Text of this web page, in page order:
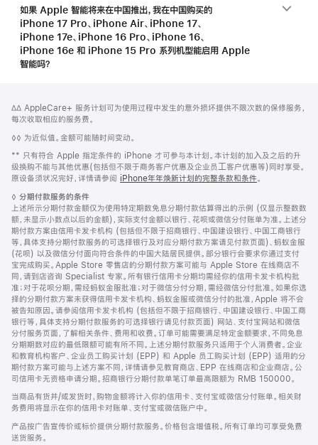
如果 Apple 智能将来在中国推出，我在中国购买的
iPhone 17 Pro、iPhone Air、iPhone 17、
iPhone 17e、iPhone 16 Pro、iPhone 16、
iPhone 16e 和 iPhone 15 Pro 系列机型能启用 Apple
智能吗？
页
页
脚
注
脚
注
∆∆ AppleCare+ 服务计划可为使用过程中发生的意外损坏提供不限次数的保修服务，
每次收取相应的服务费。
脚
◊◊ 为近似值。金额可能随时间变动。
脚
注
** 只有符合 Apple 指定条件的 iPhone 才可参与本计划。本计划的加⼊及之后的升
级换购不能与其他优惠(包括但不限于商务客户优惠及企业员⼯客户优惠等)同时享受。
原设备须状况完好，详情请参阅 iPhone年年焕新计划的完整条款和条件。
脚
注
◊ 分期付款服务的条件
上述所示分期付款金额仅为使用特定期数免息分期付款估算得出的示例 (仅显示整数数
额，未显示小数点以后的金额)，实际支付金额以银行、花呗或微信分付账单为准。上述分
期付款方案由信用卡发卡机构 (包括但不限于招商银行、中国建设银行、中国工商银行
等，具体支持分期付款服务的可选择银行及对应分期付款方案请见付款页面)、蚂蚁金服
(花呗) 以及微信分付面向符合条件的中国大陆居民提供。部分银行会要求你通过支付
宝完成购买。Apple Store 零售店的分期付款方案可能与 Apple Store 在线商店不
同，请到店咨询 Specialist 专家。所有银行信用卡分期均需经你的信用卡发卡机构批
准；对于花呗分期，需经蚂蚁金服批准；对于微信分付分期，需经微信分付批准。如果你选
择的分期付款方案未获得信用卡发卡机构、蚂蚁金服或微信分付的批准，Apple 将不会
被告知原因。请参阅信用卡发卡机构 (包括但不限于招商银行、中国建设银行、中国工商
银行等，具体支持分期付款服务的可选择银行请见付款页面) 网站、支付宝网站和微信
分付服务页面，了解相关条件、费用和收费。订单可能需要满足特定金额要求，不同免息
分期期数对应的最低限额可能有所不同。上述分期付款服务只适用于个人消费者。企业
和教育机构客户、企业员工购买计划 (EPP) 和 Apple 员工购买计划 (EPP) 适用的分
期付款方案可能与上述方案不同，详情请参见教育商店、EPP 在线商店和企业商店。公
司信用卡无资格申请分期。招商银行分期付款单笔订单最高限额为 RMB 150000。
当商品有货并/或发货时，购物金额将计入你的信用卡、支付宝或微信分付账单。相关财
务费用将显示在你的信用卡对账单、支付宝或微信账户中。
产品按广告宣传价或标价提供分期付款服务。价格包含增值税。所有订单均可享受免费
送货服务。